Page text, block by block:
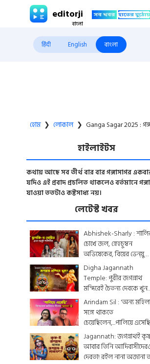
editorji
हिंदी English বাংলা
হোম ❯ লোকাল ❯ Ganga Sagar 2025 :
হাইলাইটস
কথায় আছে সব তীর্থ বার বার গঙ্গাসাগর
যদিও এই প্রবাদ প্রচলিত থাকলেও বর্তমানে
যাওয়া ততটাও কষ্টসাধ্য নয়।
লেটেস্ট খবর
Abhishek-Sharly :
চোখে জল, স্নেহচুম্বন
অভিষেকের, বিয়ের ভেন্য়ু
থেকে মেনু...দেখে নিন
একঝলকে
Digha Jagannath
Temple: পুরীর জগন্নাথ
মন্দিরেই চৈতন্য দেবকে খুন
করা হয়েছিল? জেনে নিন
রোমহর্ষক কাহিনী
Arindam Sil : 'অন্য
সঙ্গে থাকতে
চেয়েছিলেন,...পালিয়ে
বিস্ফোরক অরিন্দমের স্ত্রী
Jagannath: জগন্নাথই
আবার তিনি
দেবতা! রইল নানা অজানা